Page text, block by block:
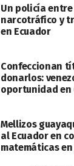
Un policía
narcotráfico y
en Ecuador
Confeccionan
donarlos:
oportunidad en
Mellizos
al Ecuador en
matemáticas en